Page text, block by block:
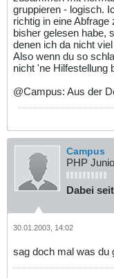
gruppieren - logisch.
richtig in eine
bisher gelesen habe,
denen ich da nicht
Also wenn du so
nicht 'ne Hilfestellung
@Campus: Aus der
Campus
PHP
Dabei
30.01.2003, 14:02
sag doch mal was du